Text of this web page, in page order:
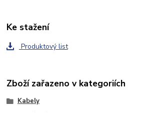
Ke stažení
Produktový list
Zboží zařazeno v kategoriích
Kabely